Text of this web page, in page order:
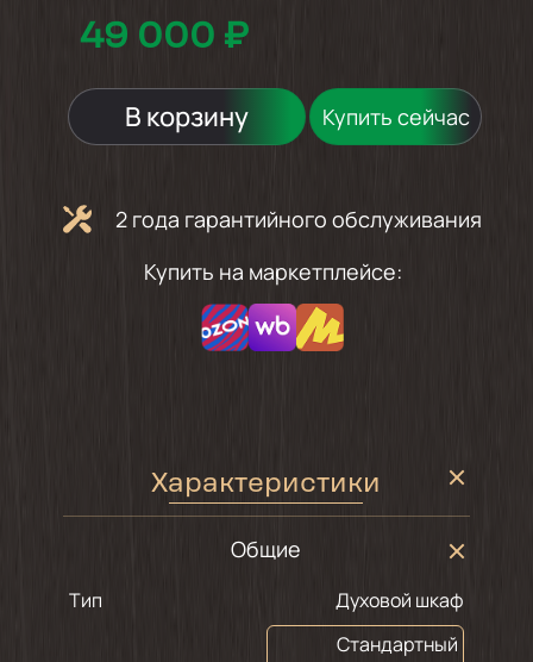
49 000 ₽
В корзину Купить сейчас
2 года гарантийного обслуживания
Купить на маркетплейсе:
Характеристики
Общие
Тип Духовой шкаф
Стандартный